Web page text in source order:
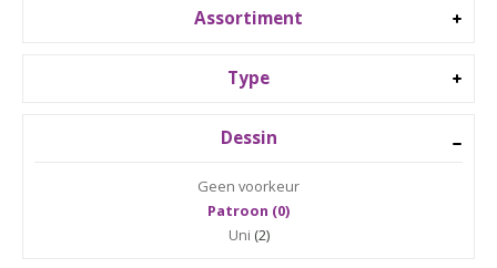
Assortiment
Type
Dessin
Geen voorkeur
Patroon (0)
Uni (2)